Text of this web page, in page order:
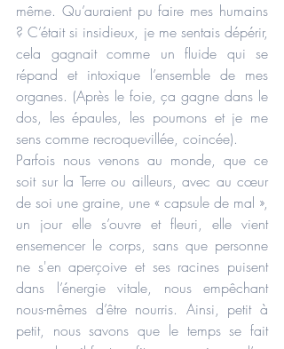
même. Qu’auraient pu faire mes humains
? C’était si insidieux, je me sentais dépérir,
cela gagnait comme un fluide qui se
répand et intoxique l’ensemble de mes
organes. (Après le foie, ça gagne dans le
dos, les épaules, les poumons et je me
sens comme recroquevillée, coincée).
Parfois nous venons au monde, que ce
soit sur la Terre ou ailleurs, avec au cœur
de soi une graine, une « capsule de mal »,
un jour elle s’ouvre et fleuri, elle vient
ensemencer le corps, sans que personne
ne s'en aperçoive et ses racines puisent
dans l’énergie vitale, nous empêchant
nous-mêmes d’être nourris. Ainsi, petit à
petit, nous savons que le temps se fait